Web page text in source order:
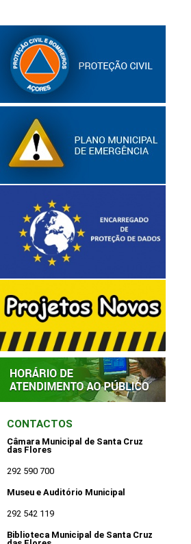
CONTACTOS
Câmara Municipal de Santa Cruz
das Flores
292 590 700
Museu e Auditório Municipal
292 542 119
Biblioteca Municipal de Santa Cruz